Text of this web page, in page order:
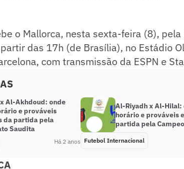
o Mallorca, nesta sexta-feira (8), pela
das 17h (de Brasília), no Estádio
com transmissão da ESPN e
Al-Akhdoud: onde
e prováveis
da partida pela
Saudita
Há 2 anos
Al-Riyadh x Al-Hilal:
horário e prováveis
partida pela
Futebol Internacional